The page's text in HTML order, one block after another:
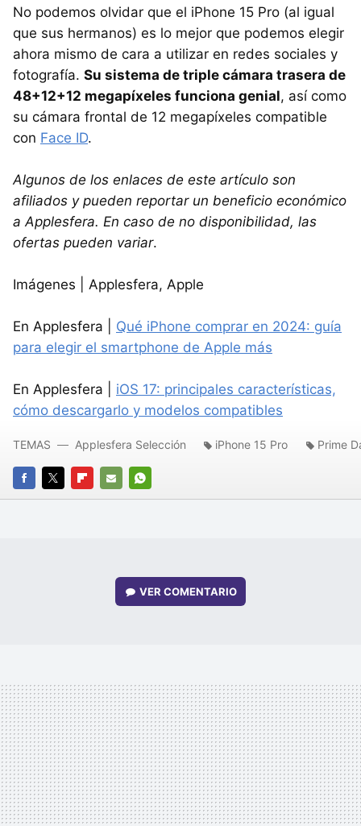
No podemos olvidar que el iPhone 15 Pro (al igual
que sus hermanos) es lo mejor que podemos elegir
ahora mismo de cara a utilizar en redes sociales y
fotografía. Su sistema de triple cámara trasera de
48+12+12 megapíxeles funciona genial, así como
su cámara frontal de 12 megapíxeles compatible
con Face ID.
Algunos de los enlaces de este artículo son
afiliados y pueden reportar un beneficio económico
a Applesfera. En caso de no disponibilidad, las
ofertas pueden variar.
Imágenes | Applesfera, Apple
En Applesfera | Qué iPhone comprar en 2024: guía
para elegir el smartphone de Apple más
En Applesfera | iOS 17: principales características,
cómo descargarlo y modelos compatibles
FACEBOOK
TWITTERFLIPBOARD
E-
WHATSAPP
TEMAS Applesfera Selección iPhone 15 Pro Prime
VERCOMENTARIO